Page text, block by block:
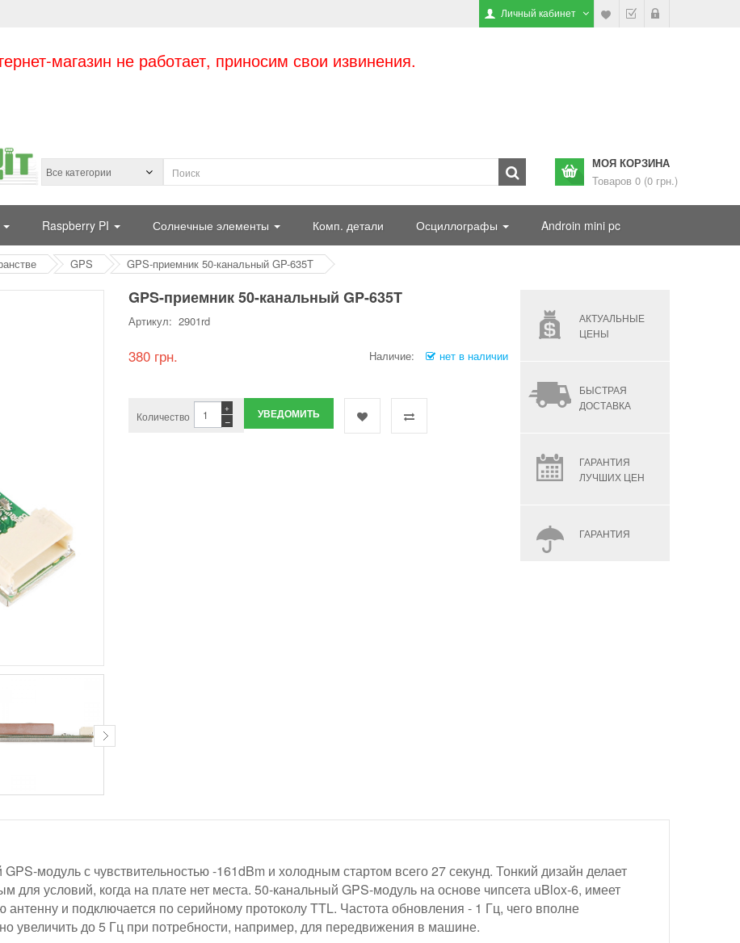
Личный кабинет
магазин не работает, приносим свои извинения.
МОЯ КОРЗИНА
Товаров 0 (0 грн.)
Raspberry PI Солнечные элементы Комп. детали Осциллографы Androin mini pc
GPS GPS-приемник 50-канальный GP-635T
GPS-приемник 50-канальный GP-635T
Артикул: 2901rd
380 грн. Наличие: нет в наличии
Количество −
+ УВЕДОМИТЬ
АКТУАЛЬНЫЕ
ЦЕНЫ
БЫСТРАЯ
ДОСТАВКА
ГАРАНТИЯ
ЛУЧШИХ ЦЕН
ГАРАНТИЯ
GPS-модуль с чувствительностью -161dBm и холодным стартом всего 27 секунд. Тонкий дизайн делает
для условий, когда на плате нет места. 50-канальный GPS-модуль на основе чипсета uBlox-6, имеет
антенну и подключается по серийному протоколу TTL. Частота обновления - 1 Гц, чего вполне
увеличить до 5 Гц при потребности, например, для передвижения в машине.